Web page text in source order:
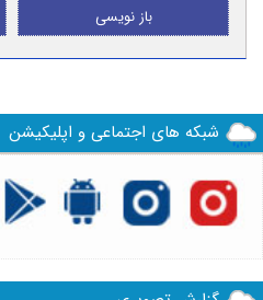
باز نویسی
شبکه های اجتماعی و اپلیکیشن